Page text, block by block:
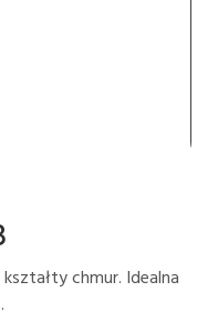
chmur. Idealna